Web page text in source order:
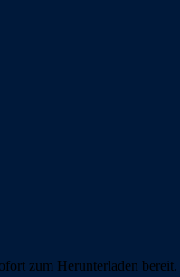
zum Herunterladen